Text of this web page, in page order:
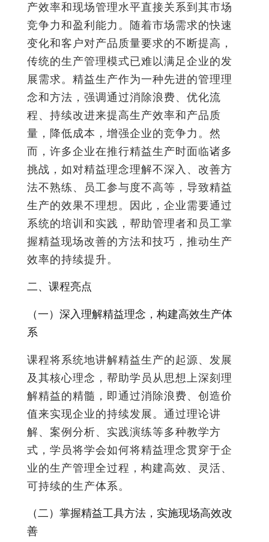
产效率和现场管理水平直接关系到其市场
竞争力和盈利能力。随着市场需求的快速
变化和客户对产品质量要求的不断提高，
传统的生产管理模式已难以满足企业的发
展需求。精益生产作为一种先进的管理理
念和方法，强调通过消除浪费、优化流
程、持续改进来提高生产效率和产品质
量，降低成本，增强企业的竞争力。然
而，许多企业在推行精益生产时面临诸多
挑战，如对精益理念理解不深入、改善方
法不熟练、员工参与度不高等，导致精益
生产的效果不理想。因此，企业需要通过
系统的培训和实践，帮助管理者和员工掌
握精益现场改善的方法和技巧，推动生产
效率的持续提升。
二、课程亮点
（一）深入理解精益理念，构建高效生产体
系
课程将系统地讲解精益生产的起源、发展
及其核心理念，帮助学员从思想上深刻理
解精益的精髓，即通过消除浪费、创造价
值来实现企业的持续发展。通过理论讲
解、案例分析、实践演练等多种教学方
式，学员将学会如何将精益理念贯穿于企
业的生产管理全过程，构建高效、灵活、
可持续的生产体系。
（二）掌握精益工具方法，实施现场高效改
善